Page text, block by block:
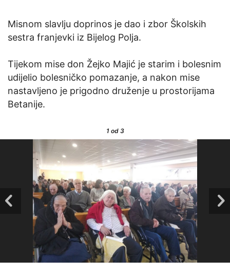
Misnom slavlju doprinos je dao i zbor Školskih
sestra franjevki iz Bijelog Polja.
Tijekom mise don Žejko Majić je starim i bolesnim
udijelio bolesničko pomazanje, a nakon mise
nastavljeno je prigodno druženje u prostorijama
Betanije.
1od 3